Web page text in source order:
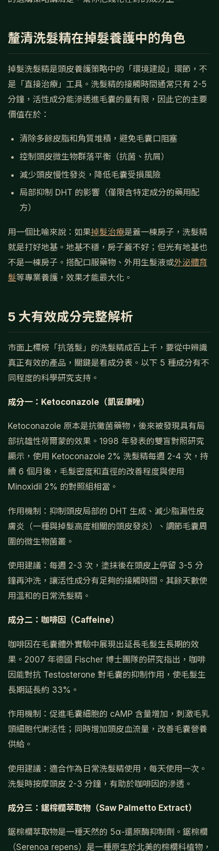
釐清洗髮精在掉髮養護中的角色
掉髮洗髮精是頭皮養護策略中的「環境建設」環節，不
是「直接治療」工具。洗髮精的接觸時間通常只有 2-5
分鐘，活性成分能滲透進毛囊的量有限，因此它的主要
價值在於：
清除多餘皮脂和角質堆積，避免毛囊口阻塞
控制頭皮微生物群落平衡（抗菌、抗屑）
減少頭皮慢性發炎，降低毛囊受損風險
局部抑制 DHT 的影響（僅限含特定成分的藥用配
方）
用一個比喻來說：如果掉髮治療是蓋一棟房子，洗髮精
就是打好地基。地基不穩，房子蓋不好；但光有地基也
不是一棟房子。搭配口服藥物、外用生髮液或外泌體育
髮等專業養護，效果才能最大化。
5 大有效成分完整解析
市面上標榜「抗落髮」的洗髮精成百上千，要從中辨識
真正有效的產品，關鍵是看成分表。以下 5 種成分有不
同程度的科學研究支持。
成分一：Ketoconazole（凱妥康唑）
Ketoconazole 原本是抗黴菌藥物，後來被發現具有局
部抗雄性荷爾蒙的效果。1998 年發表的雙盲對照研究
顯示，使用 Ketoconazole 2% 洗髮精每週 2-4 次，持
續 6 個月後，毛髮密度和直徑的改善程度與使用
Minoxidil 2% 的對照組相當。
作用機制：抑制頭皮局部的 DHT 生成、減少脂漏性皮
膚炎（一種與掉髮高度相關的頭皮發炎）、調節毛囊周
圍的微生物菌叢。
使用建議：每週 2-3 次，塗抹後在頭皮上停留 3-5 分
鐘再沖洗，讓活性成分有足夠的接觸時間。其餘天數使
用溫和的日常洗髮精。
成分二：咖啡因（Caffeine）
咖啡因在毛囊體外實驗中展現出延長毛髮生長期的效
果。2007 年德國 Fischer 博士團隊的研究指出，咖啡
因能對抗 Testosterone 對毛囊的抑制作用，使毛髮生
長期延長約 33%。
作用機制：促進毛囊細胞的 cAMP 含量增加，刺激毛乳
頭細胞代謝活性；同時增加頭皮血流量，改善毛囊營養
供給。
使用建議：適合作為日常洗髮精使用，每天使用一次。
洗髮時按摩頭皮 2-3 分鐘，有助於咖啡因的滲透。
成分三：鋸棕櫚萃取物（Saw Palmetto Extract）
鋸棕櫚萃取物是一種天然的 5α-還原酶抑制劑。鋸棕櫚
（Serenoa repens）是一種原生於北美的棕櫚科植物，